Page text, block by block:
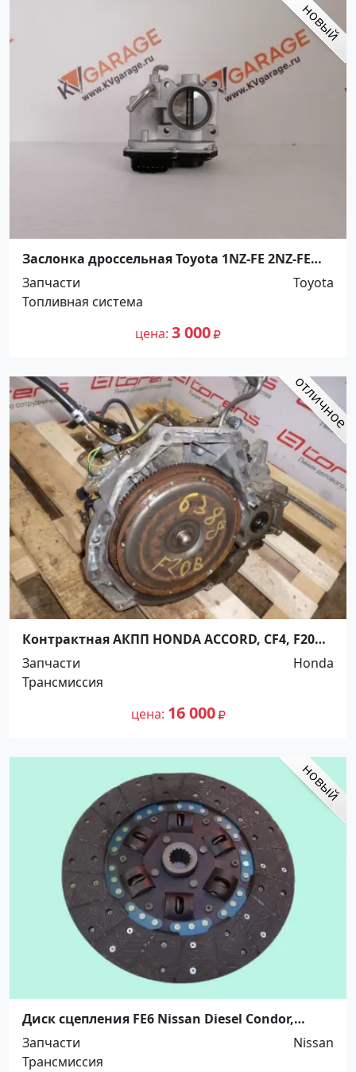
Заслонка дроссельная Toyota 1NZ-FE 2NZ-FE
Краснодар
Запчасти
Toyota
Топливная система
цена 3 000
Контрактная АКПП HONDA ACCORD, CF4, F20B
Ростов
Запчасти
Honda
Трансмиссия
цена 16 000
Диск сцепления FE6 Nissan Diesel Condor,
5264720 Краснодар
Запчасти
Nissan
Трансмиссия